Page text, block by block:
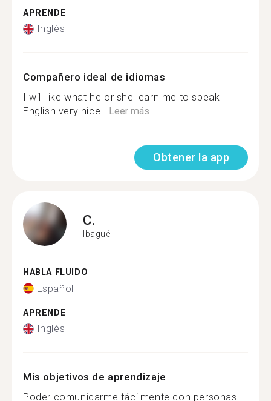
APRENDE
Inglés
Compañero ideal de idiomas
I will like what he or she learn me to speak
English very nice...Leer más
Obtener la app
C.
Ibagué
HABLA FLUIDO
Español
APRENDE
Inglés
Mis objetivos de aprendizaje
Poder comunicarme fácilmente con personas